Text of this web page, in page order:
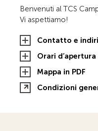
Benvenuti al TCS
Vi aspettiamo!
Contatto e
Orari d’apertura
Mappa in PDF
Condizioni